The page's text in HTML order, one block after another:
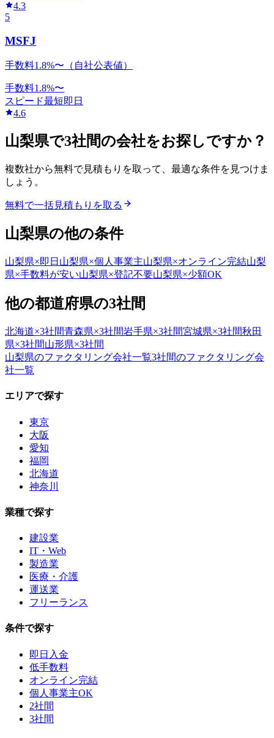
4.3
5
MSFJ
手数料1.8%〜（自社公表値）
手数料1.8%〜
スピード最短即日
4.6
山梨県で3社間の会社をお探しですか？
複数社から無料で見積もりを取って、最適な条件を見つけま
しょう。
無料で一括見積もりを取る
山梨県の他の条件
山梨県×即日 山梨県×個人事業主山梨県×オンライン完結山梨
県×手数料が安い山梨県×登記不要山梨県×少額OK
他の都道府県の3社間
北海道×3社間青森県×3社間岩手県×3社間宮城県×3社間秋田
県×3社間山形県×3社間
山梨県のファクタリング会社一覧3社間のファクタリング会
社一覧
エリアで探す
東京
大阪
愛知
福岡
北海道
神奈川
業種で探す
建設業
IT・Web
製造業
医療・介護
運送業
フリーランス
条件で探す
即日入金
低手数料
オンライン完結
個人事業主OK
2社間
3社間